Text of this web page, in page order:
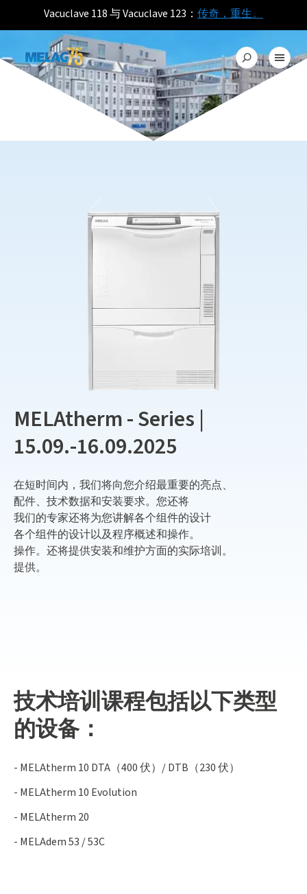
Vacuclave 118 与 Vacuclave 123： 传奇，重生。
MELAtherm - Series |
15.09.-16.09.2025
在短时间内，我们将向您介绍最重要的亮点、
配件、技术数据和安装要求。您还将
我们的专家还将为您讲解各个组件的设计
各个组件的设计以及程序概述和操作。
操作。还将提供安装和维护方面的实际培训。
提供。
技术培训课程包括以下类型
的设备：
- MELAtherm 10 DTA（400 伏）/ DTB（230 伏）
- MELAtherm 10 Evolution
- MELAtherm 20
- MELAdem 53 / 53C